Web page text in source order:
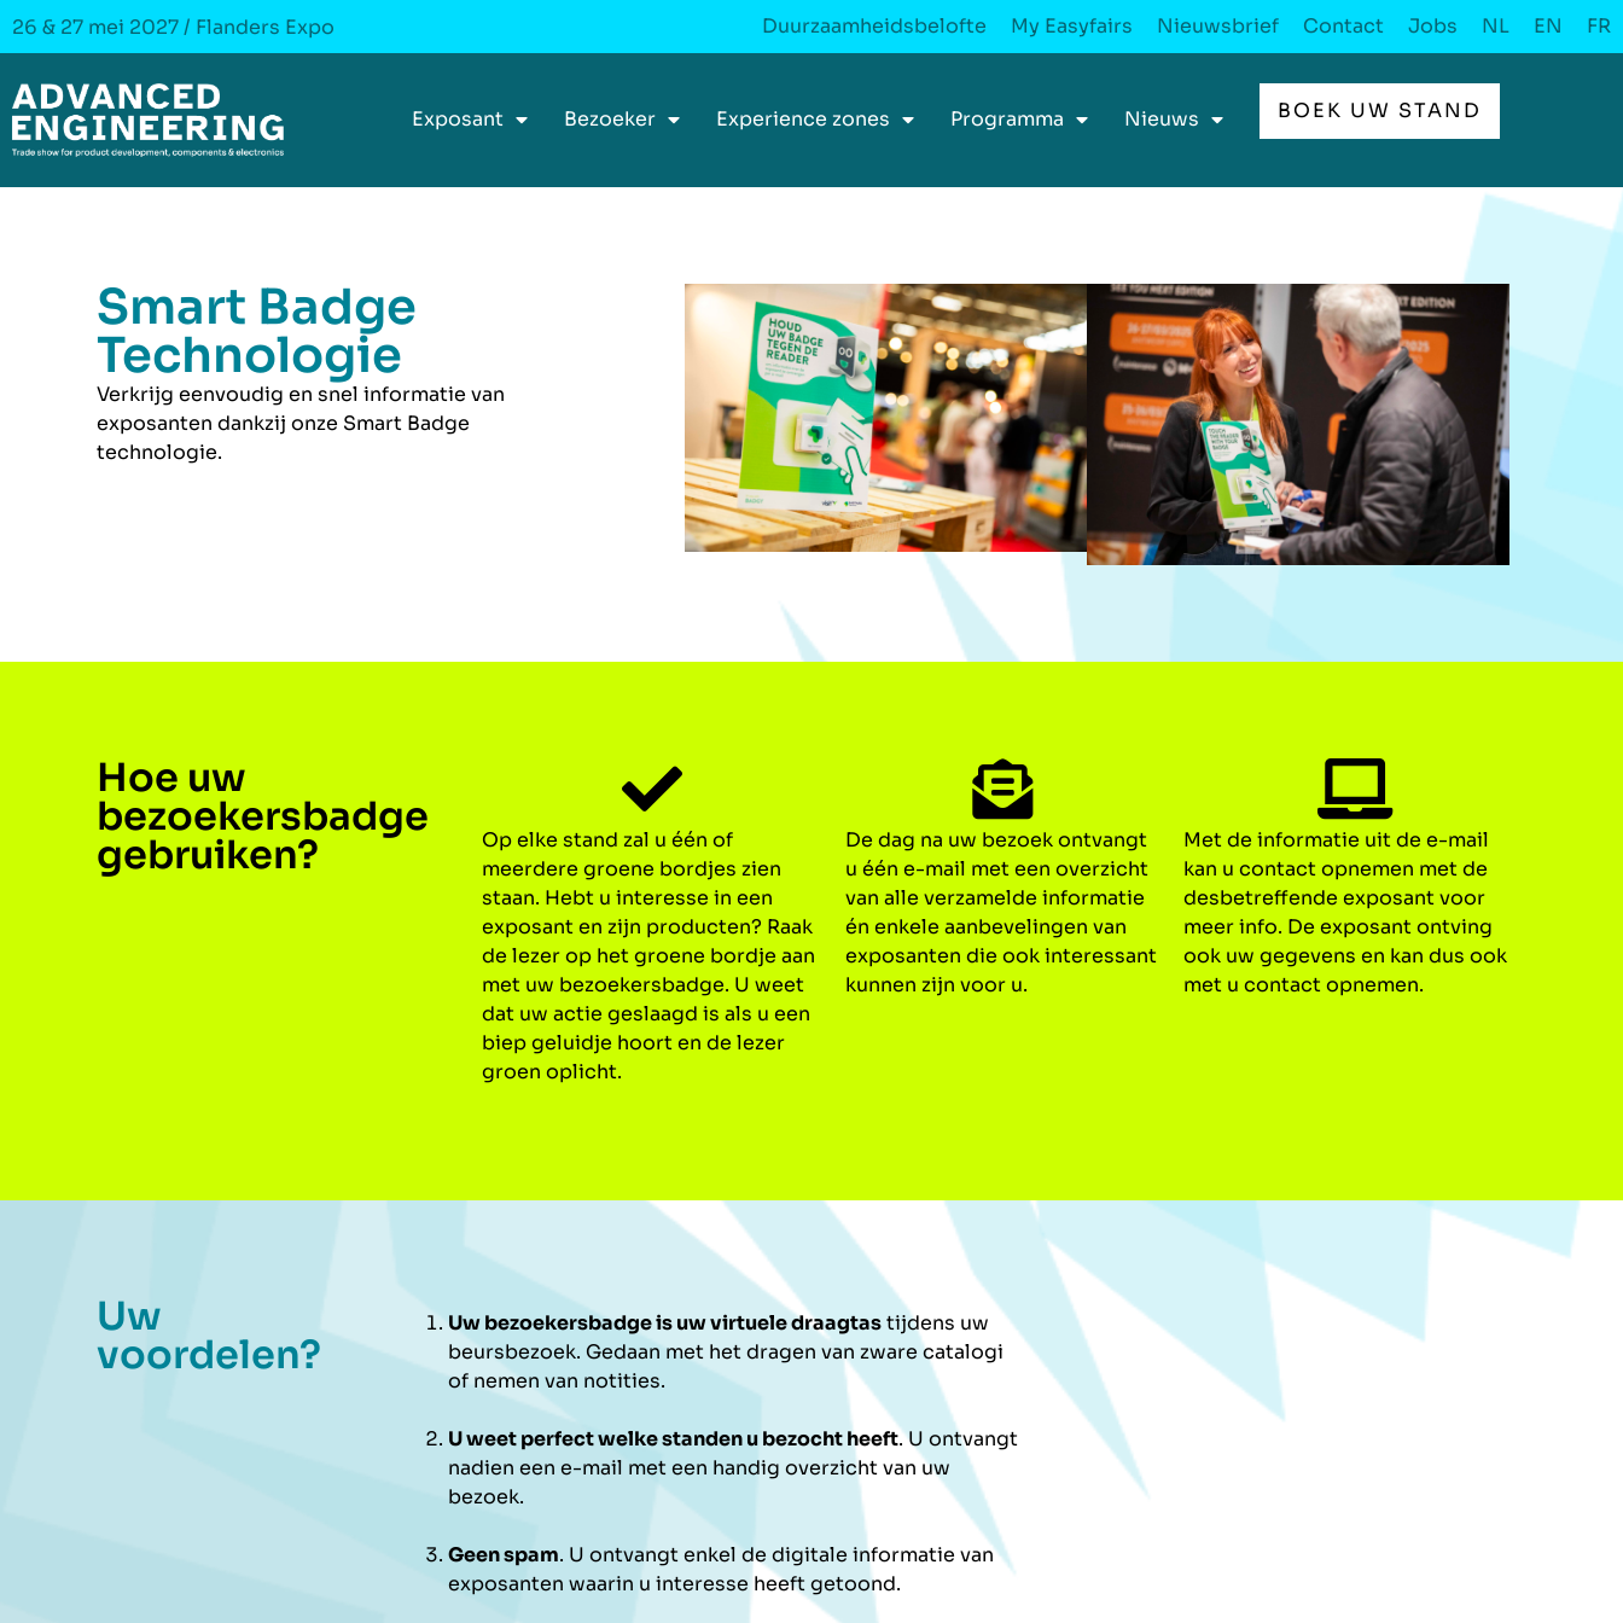
26 & 27 mei 2027 / Flanders Expo Duurzaamheidsbelofte My Easyfairs Nieuwsbrief Contact Jobs NL EN FR
Exposant Bezoeker Experience zones Programma Nieuws BOEK UW STAND
Smart Badge
Technologie
Verkrijg eenvoudig en snel informatie van
exposanten dankzij onze Smart Badge
technologie.
Hoe uw
bezoekersbadge
gebruiken?
Op elke stand zal u één of
meerdere groene bordjes zien
staan. Hebt u interesse in een
exposant en zijn producten? Raak
de lezer op het groene bordje aan
met uw bezoekersbadge. U weet
dat uw actie geslaagd is als u een
biep geluidje hoort en de lezer
groen oplicht.
De dag na uw bezoek ontvangt
u één e-mail met een overzicht
van alle verzamelde informatie
én enkele aanbevelingen van
exposanten die ook interessant
kunnen zijn voor u.
Met de informatie uit de e-mail
kan u contact opnemen met de
desbetreffende exposant voor
meer info. De exposant ontving
ook uw gegevens en kan dus ook
met u contact opnemen.
Uw
voordelen?
Uw bezoekersbadge is uw virtuele draagtastijdens uw
beursbezoek. Gedaan met het dragen van zware catalogi
of nemen van notities.
U weet perfect welke standen u bezocht heeft. U ontvangt
nadien een e-mail met een handig overzicht van uw
bezoek.
Geen spam. U ontvangt enkel de digitale informatie van
exposanten waarin u interesse heeft getoond.